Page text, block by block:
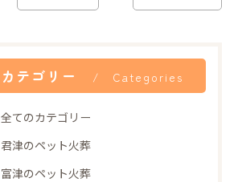
カテゴリー Categories
全てのカテゴリー
君津のペット火葬
富津のペット火葬